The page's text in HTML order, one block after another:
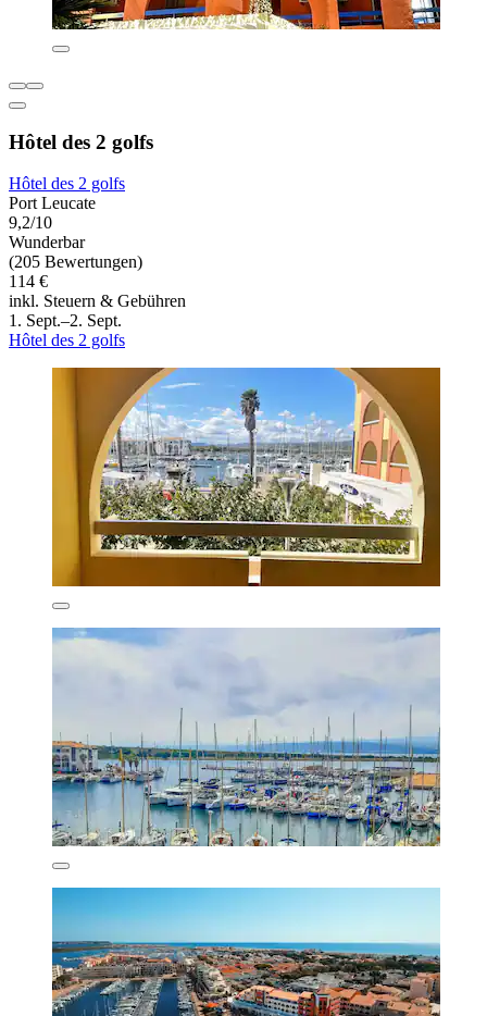
Hôtel des 2 golfs
Hôtel des 2 golfs
Port Leucate
9,2/10
Wunderbar
(205 Bewertungen)
114 €
inkl. Steuern & Gebühren
1. Sept.–2. Sept.
Hôtel des 2 golfs